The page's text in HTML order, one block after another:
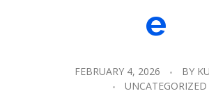
е
FEBRUARY 4, 2026 BY
UNCATEGORIZED